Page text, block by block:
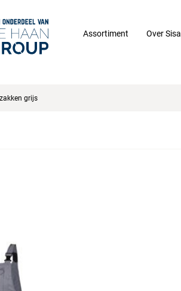
Assortiment Over Sisa
grijs